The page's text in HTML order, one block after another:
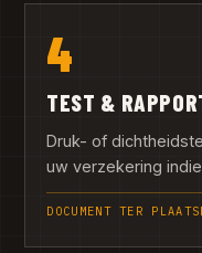
4
TEST &
Druk- of
uw verzekering
DOCUMENT TER